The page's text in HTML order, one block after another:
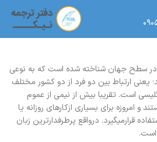
در سطح جهان شناخته شده است که به نوعی
یعنی ارتباط بین دو فرد از دو کشور مختلف
انگلیسی است. تقریبا بیش از نیمی از عموم
و امروزه برای بسیاری ازکارهای روزانه یا
قرارمیگیرد. درواقع پرطرفدارترین زبان
است.